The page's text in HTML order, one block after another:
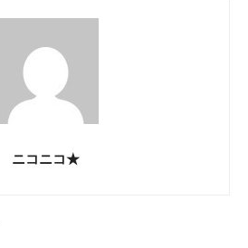
ニコニコ★